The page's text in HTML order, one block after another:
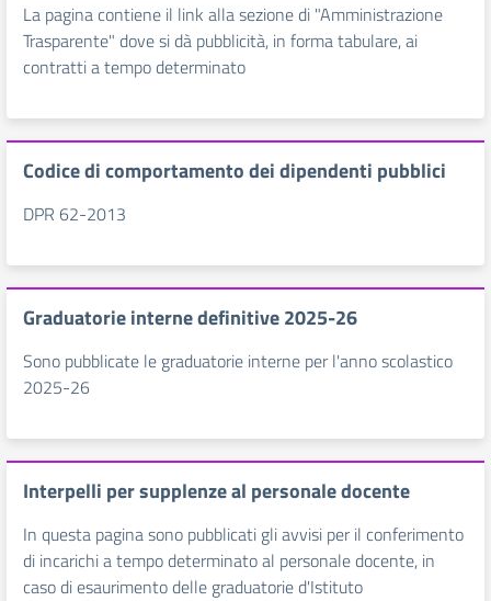
La pagina contiene il link alla sezione di "Amministrazione
Trasparente" dove si dà pubblicità, in forma tabulare, ai
contratti a tempo determinato
Codice di comportamento dei dipendenti pubblici
DPR 62-2013
Graduatorie interne definitive 2025-26
Sono pubblicate le graduatorie interne per l'anno scolastico
2025-26
Interpelli per supplenze al personale docente
In questa pagina sono pubblicati gli avvisi per il conferimento
di incarichi a tempo determinato al personale docente, in
caso di esaurimento delle graduatorie d'Istituto